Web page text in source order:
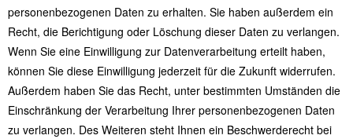
personenbezogenen Daten zu erhalten. Sie haben außerdem ein
Recht, die Berichtigung oder Löschung dieser Daten zu verlangen.
Wenn Sie eine Einwilligung zur Datenverarbeitung erteilt haben,
können Sie diese Einwilligung jederzeit für die Zukunft widerrufen.
Außerdem haben Sie das Recht, unter bestimmten Umständen die
Einschränkung der Verarbeitung Ihrer personenbezogenen Daten
zu verlangen. Des Weiteren steht Ihnen ein Beschwerderecht bei